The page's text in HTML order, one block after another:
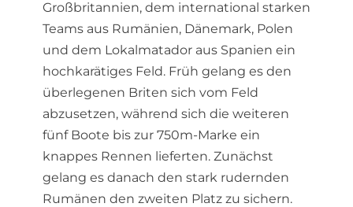
Großbritannien, dem international starken
Teams aus Rumänien, Dänemark, Polen
und dem Lokalmatador aus Spanien ein
hochkarätiges Feld. Früh gelang es den
überlegenen Briten sich vom Feld
abzusetzen, während sich die weiteren
fünf Boote bis zur 750m-Marke ein
knappes Rennen lieferten. Zunächst
gelang es danach den stark rudernden
Rumänen den zweiten Platz zu sichern.